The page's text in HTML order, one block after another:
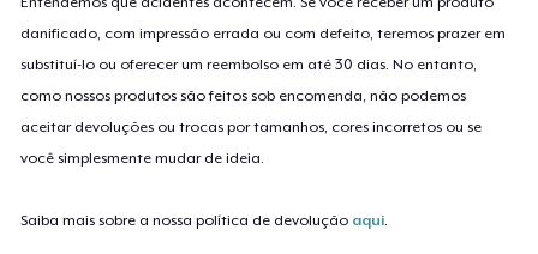
danificado, com impressão errada ou com defeito, teremos prazer em
substituí-lo ou oferecer um reembolso em até 30 dias. No entanto,
como nossos produtos são feitos sob encomenda, não podemos
aceitar devoluções ou trocas por tamanhos, cores incorretos ou se
você simplesmente mudar de ideia.
Saiba mais sobre a nossa política de devolução aqui.